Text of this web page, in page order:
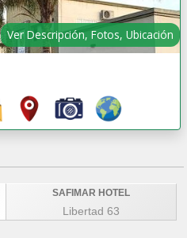
Ver Descripción, Fotos, Ubicación
SAFIMAR HOTEL
Libertad 63